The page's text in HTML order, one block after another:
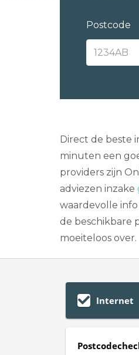
Postcode
Direct de beste
minuten een
providers zijn
adviezen inzake
waardevolle
de beschikbare
moeiteloos over.
Internet